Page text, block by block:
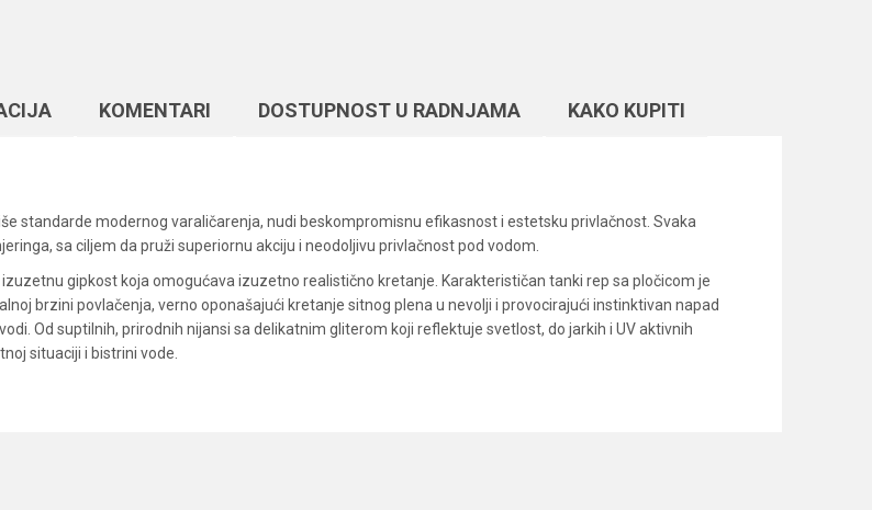
KOMENTARI DOSTUPNOST U RADNJAMA KAKO KUPITI
standarde modernog varaličarenja, nudi beskompromisnu efikasnost i estetsku privlačnost. Svaka
sa ciljem da pruži superiornu akciju i neodoljivu privlačnost pod vodom.
gipkost koja omogućava izuzetno realistično kretanje. Karakterističan tanki rep sa pločicom je
brzini povlačenja, verno oponašajući kretanje sitnog plena u nevolji i provocirajući instinktivan napad
Od suptilnih, prirodnih nijansi sa delikatnim gliterom koji reflektuje svetlost, do jarkih i UV aktivnih
situaciji i bistrini vode.